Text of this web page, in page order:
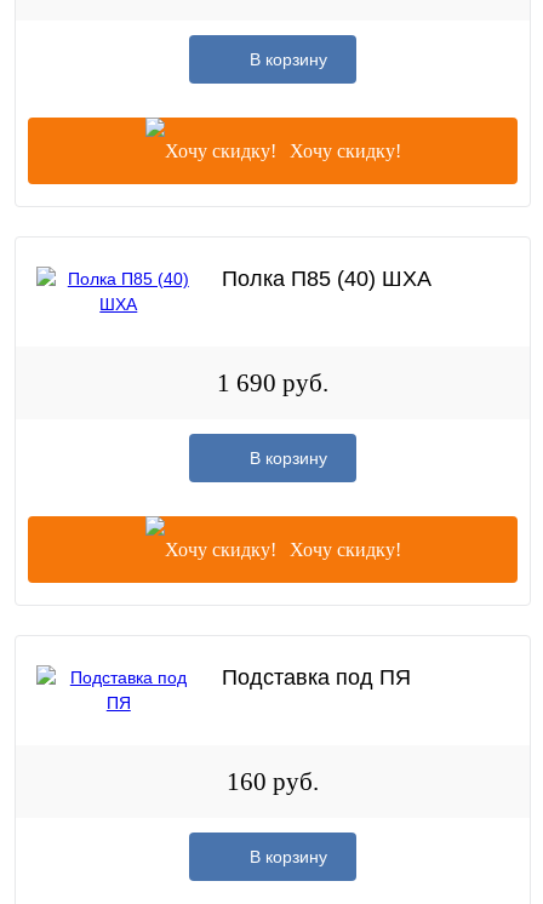
В корзину
Хочу скидку!
Полка П85 (40) ШХА
1 690 руб.
В корзину
Хочу скидку!
Подставка под ПЯ
160 руб.
В корзину